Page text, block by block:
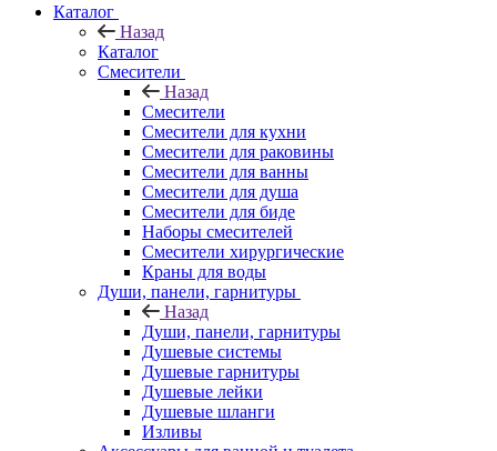
Каталог
Назад
Каталог
Смесители
Назад
Смесители
Смесители для кухни
Смесители для раковины
Смесители для ванны
Смесители для душа
Смесители для биде
Наборы смесителей
Смесители хирургические
Краны для воды
Души, панели, гарнитуры
Назад
Души, панели, гарнитуры
Душевые системы
Душевые гарнитуры
Душевые лейки
Душевые шланги
Изливы